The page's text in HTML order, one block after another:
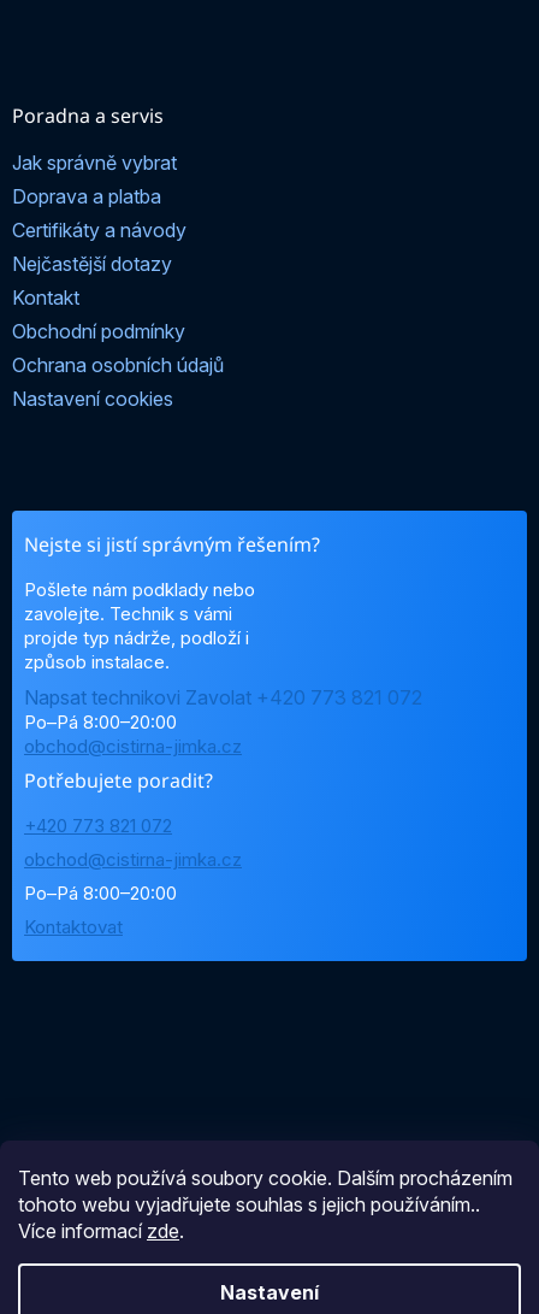
Tento web používá soubory cookie. Dalším procházením
tohoto webu vyjadřujete souhlas s jejich používáním..
Více informací zde.
Nastavení
Poradna a servis
Jak správně vybrat
Doprava a platba
Certifikáty a návody
Nejčastější dotazy
Kontakt
Obchodní podmínky
Ochrana osobních údajů
Nastavení cookies
Nejste si jistí správným řešením?
Pošlete nám podklady nebo
zavolejte. Technik s vámi
projde typ nádrže, podloží i
způsob instalace.
Napsat technikovi Zavolat +420 773 821 072
Po–Pá 8:00–20:00
obchod@cistirna-jimka.cz
Potřebujete poradit?
+420 773 821 072
obchod@cistirna-jimka.cz
Po–Pá 8:00–20:00
Kontaktovat
Vytvořil Shoptet